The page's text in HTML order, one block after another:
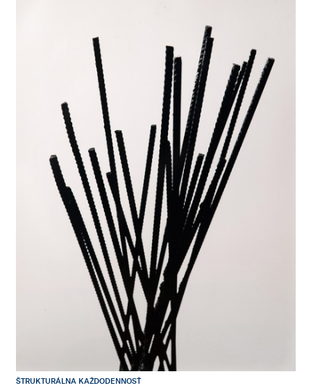
ŠTRUKTURÁLNA KAŽDODENNOSŤ